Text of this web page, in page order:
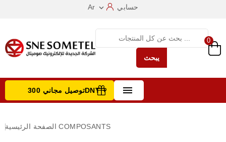
Ar  حسابي
يبحث
0
 توصيل مجاني 300DNT +
الصفحة الرئيسية COMPOSANTS